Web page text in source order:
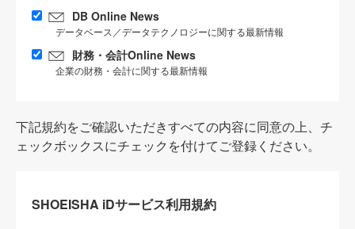
DB Online News
データベース／データテクノロジーに関する最新情報
財務・会計Online News
企業の財務・会計に関する最新情報
下記規約をご確認いただきすべての内容に同意の上、チ
ェックボックスにチェックを付けてご登録ください。
SHOEISHA iDサービス利用規約